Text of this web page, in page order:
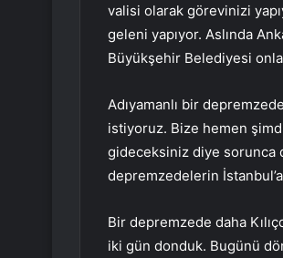
valisi olarak görevinizi
geleni yapıyor. Aslında
Büyükşehir Belediyesi onlar
Adıyamanlı bir
istiyoruz. Bize hemen
gideceksiniz diye sorunca
depremzedelerin
Bir depremzede daha
iki gün donduk. Bugünü